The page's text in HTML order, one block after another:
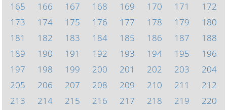
165
166 167 168 169 170 171
172
173
174 175 176 177 178 179
180
181
182 183 184 185 186 187
188
189
190 191 192 193 194 195
196
197
198 199 200 201 202 203
204
205
206 207 208 209 210 211
212
213
214 215 216 217 218 219
220